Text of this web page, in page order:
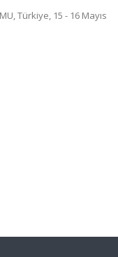
Türkiye, 15 - 16 Mayıs